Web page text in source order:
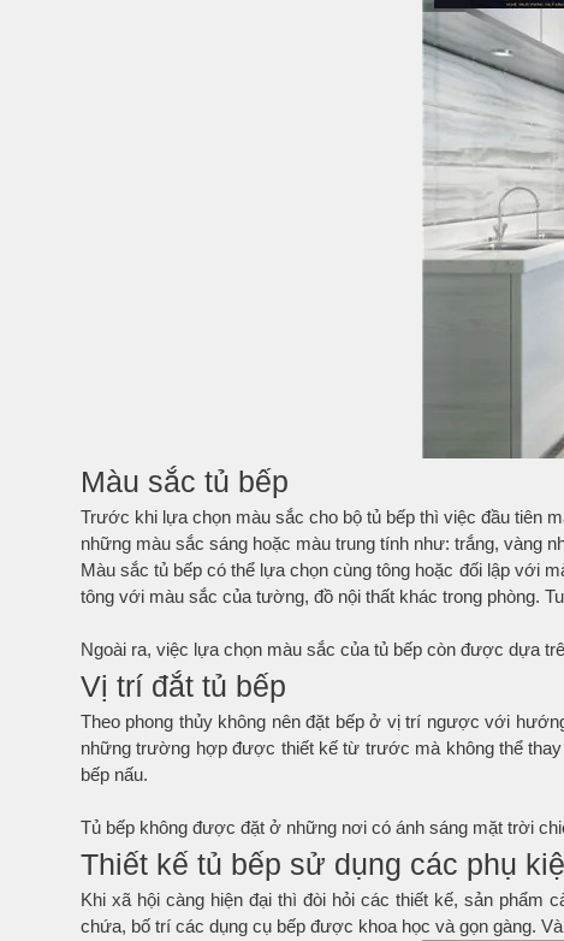
Màu sắc tủ bếp
Trước khi lựa chọn màu sắc cho bộ tủ bếp thì việc đầu tiên
những màu sắc sáng hoặc màu trung tính như: trắng, vàng
Màu sắc tủ bếp có thể lựa chọn cùng tông hoặc đối lập với
tông với màu sắc của tường, đồ nội thất khác trong phòng.
Ngoài ra, việc lựa chọn màu sắc của tủ bếp còn được dựa
Vị trí đắt tủ bếp
Theo phong thủy không nên đặt bếp ở vị trí ngược với
những trường hợp được thiết kế từ trước mà không thể
bếp nấu.
Tủ bếp không được đặt ở những nơi có ánh sáng mặt trời
Thiết kế tủ bếp sử dụng các phụ
Khi xã hội càng hiện đại thì đòi hỏi các thiết kế, sản phẩm
chứa, bố trí các dụng cụ bếp được khoa học và gọn gàng.